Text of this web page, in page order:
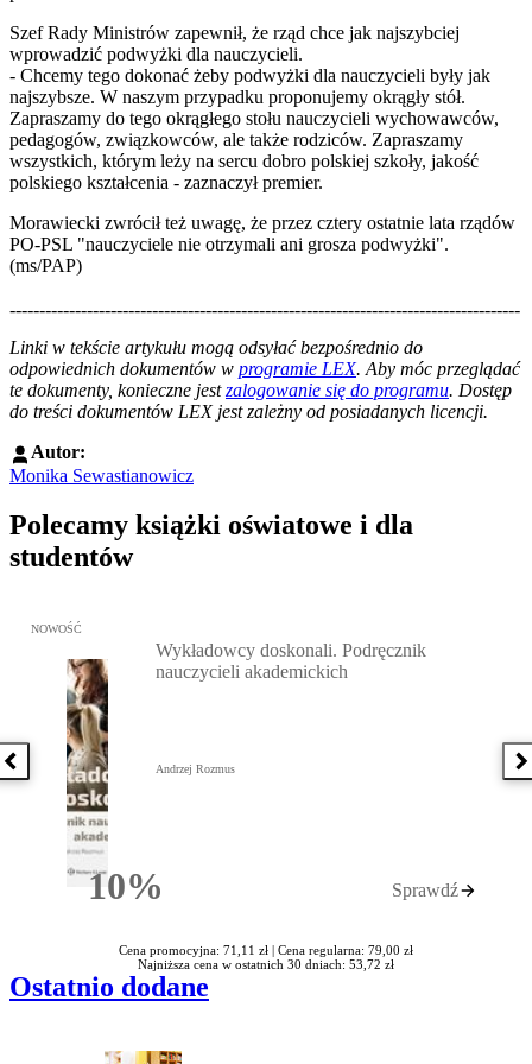
Szef Rady Ministrów zapewnił, że rząd chce jak najszybciej
wprowadzić podwyżki dla nauczycieli.
- Chcemy tego dokonać żeby podwyżki dla nauczycieli były jak
najszybsze. W naszym przypadku proponujemy okrągły stół.
Zapraszamy do tego okrągłego stołu nauczycieli wychowawców,
pedagogów, związkowców, ale także rodziców. Zapraszamy
wszystkich, którym leży na sercu dobro polskiej szkoły, jakość
polskiego kształcenia - zaznaczył premier.
Morawiecki zwrócił też uwagę, że przez cztery ostatnie lata rządów
PO-PSL "nauczyciele nie otrzymali ani grosza podwyżki".
(ms/PAP)
--------------------------------------------------------------------------------------
Linki w tekście artykułu mogą odsyłać bezpośrednio do
odpowiednich dokumentów w programie LEX. Aby móc przeglądać
te dokumenty, konieczne jestzalogowanie się do programu. Dostęp
do treści dokumentów LEX jest zależny od posiadanych licencji.
Autor:
Monika Sewastianowicz
Polecamy książki oświatowe i dla
studentów
Poprzednia książka
Przejdź do: Wykładowcy doskonali. Podręcznik nauczycieli
NOWOŚĆ
10%Rabatu
Wykładowcy doskonali. Podręcznik
nauczycieli akademickich
Andrzej Rozmus
Sprawdź
Cena promocyjna: 71,11 zł | Cena regularna: 79,00 zł
Najniższa cena w ostatnich 30 dniach: 53,72 zł
Ostatnio dodane